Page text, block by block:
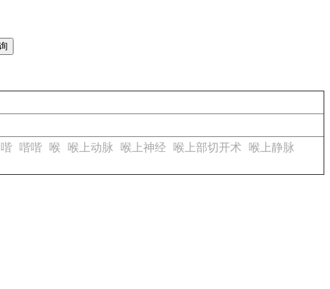
喈 喈喈 喉 喉上动脉 喉上神经 喉上部切开术
喉上静脉